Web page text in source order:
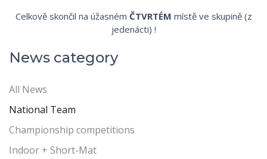
Celkově skončil na úžasném ČTVRTÉM místě ve skupině (z
jedenácti) !
News category
All News
National Team
Championship competitions
Indoor + Short-Mat